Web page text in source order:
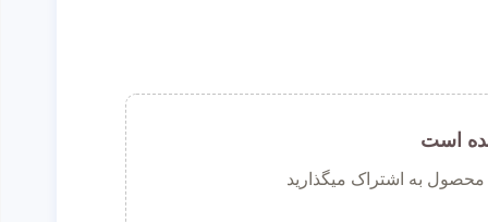
است
محصول به اشتراک میگذارید